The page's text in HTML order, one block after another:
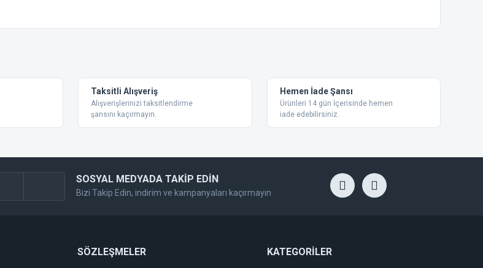
Taksitli Alışveriş
Alışverişlerinizi taksitlendirme
şansını kaçırmayın.
Hemen İade Şansı
Ürünleri 14 gün İçerisinde hemen
iade edebilirsiniz.
SOSYAL MEDYADA TAKİP EDİN
Bizi Takip Edin, indirim ve kampanyaları kaçırmayın
SÖZLEŞMELER KATEGORİLER